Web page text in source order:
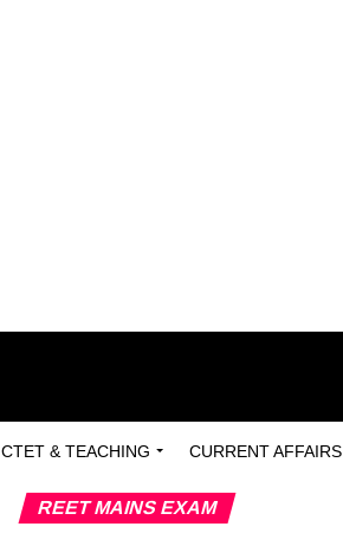
CTET & TEACHING CURRENT AFFAIRS
REET MAINS EXAM